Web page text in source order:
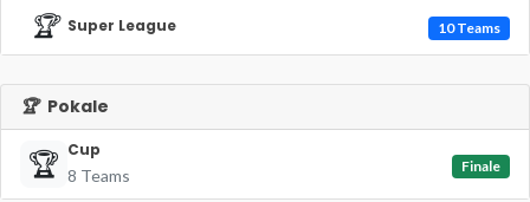
🏆 Super League 10 Teams
🏆 Pokale
🏆 Cup
8 Teams
Finale